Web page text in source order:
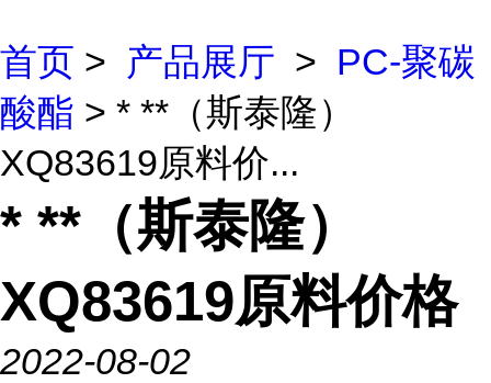
首页 > 产品展厅 > PC-聚碳
酸酯 > * **（斯泰隆）
XQ83619原料价...
* **（斯泰隆）
XQ83619原料价格
2022-08-02